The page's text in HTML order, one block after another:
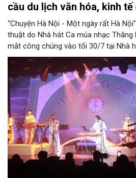
cầu du lịch văn hóa, kinh
“Chuyện Hà Nội - Một ngày rất Hà
thuật do Nhà hát Ca múa nhạc
mắt công chúng vào tối 30/7 tại Nhà
Long (số 31 - 33 phố Lương Văn